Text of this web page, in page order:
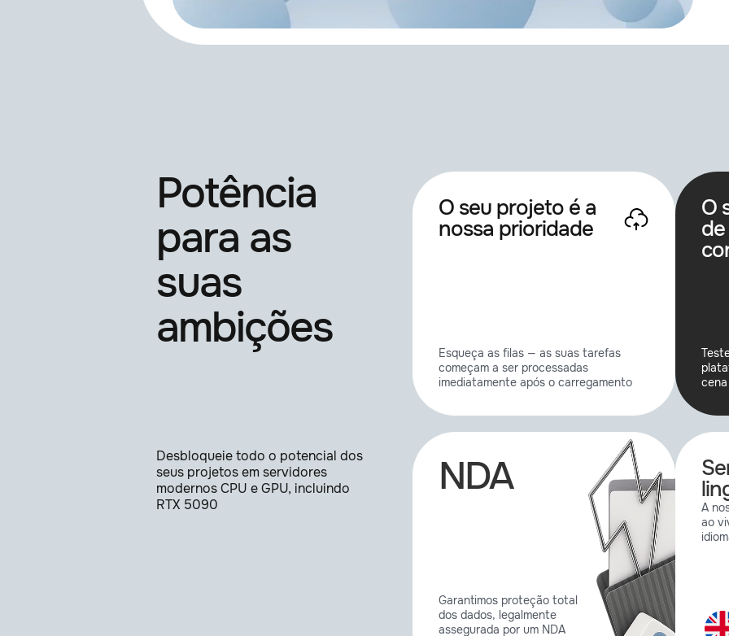
Potência
para as
suas
ambições
Desbloqueie todo o potencial dos
seus projetos em servidores
modernos CPU e GPU, incluindo
RTX 5090
O seu projeto é a
nossa prioridade
Esqueça as filas — as suas tarefas
começam a ser processadas
imediatamente após o carregamento
O
cena
NDA
Garantimos proteção total
dos dados, legalmente
assegurada por um NDA
A
ao